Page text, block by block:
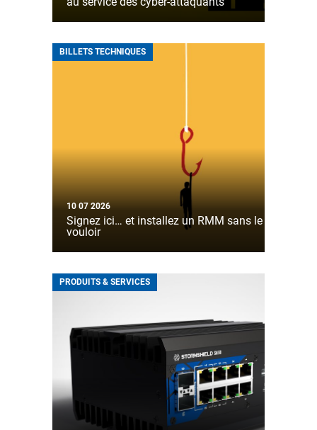
BILLETS TECHNIQUES
10 07 2026
Signez ici… et installez un RMM sans le
vouloir
PRODUITS & SERVICES